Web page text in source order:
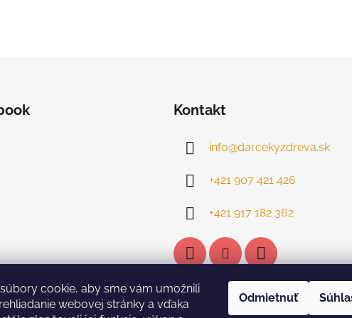
cookie, aby sme vám umožnili
webovej stránky a vďaka
Odmietnuť
Kontakt
info@darcekyzdreva.sk
+421 907 421 426
+421 917 182 362